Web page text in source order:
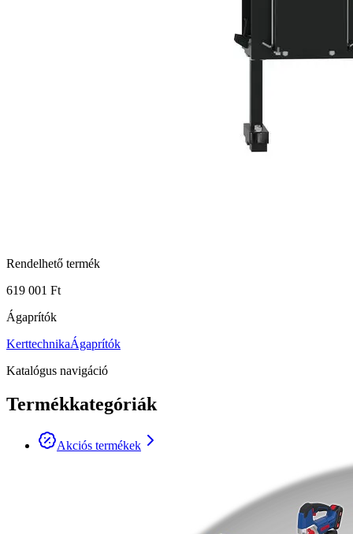
Rendelhető termék
619 001 Ft
Ágaprítók
KerttechnikaÁgaprítók
Katalógus navigáció
Termékkategóriák
Akciós termékek